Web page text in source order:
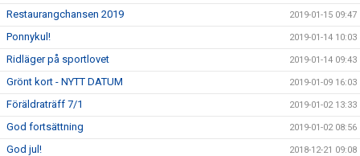
Restaurangchansen 2019 2019-01-15 09:47
Ponnykul! 2019-01-14 10:03
Ridläger på sportlovet 2019-01-14 09:43
Grönt kort - NYTT DATUM 2019-01-09 16:03
Föräldraträff 7/1 2019-01-02 13:33
God fortsättning 2019-01-02 08:56
God jul! 2018-12-21 09:08